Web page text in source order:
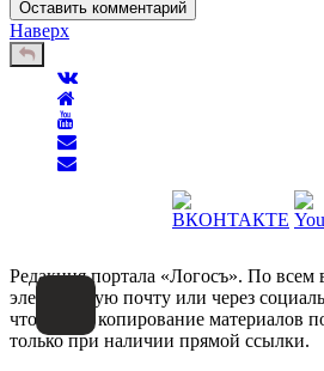
Наверх
Редакция портала «Логосъ». По всем
электронную почту или через
что любое копирование материалов
только при наличии прямой ссылки.